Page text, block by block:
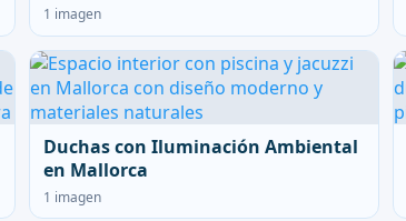
1 imagen
Duchas con Iluminación Ambiental
en Mallorca
1 imagen